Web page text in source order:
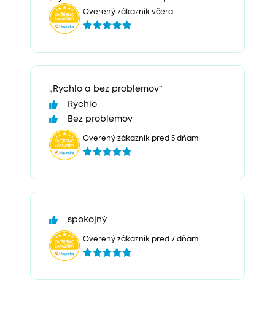
Overený zákazník včera
„Rychlo a bez problemov“
Rychlo
Bez problemov
Overený zákazník pred 5 dňami
spokojný
Overený zákazník pred 7 dňami